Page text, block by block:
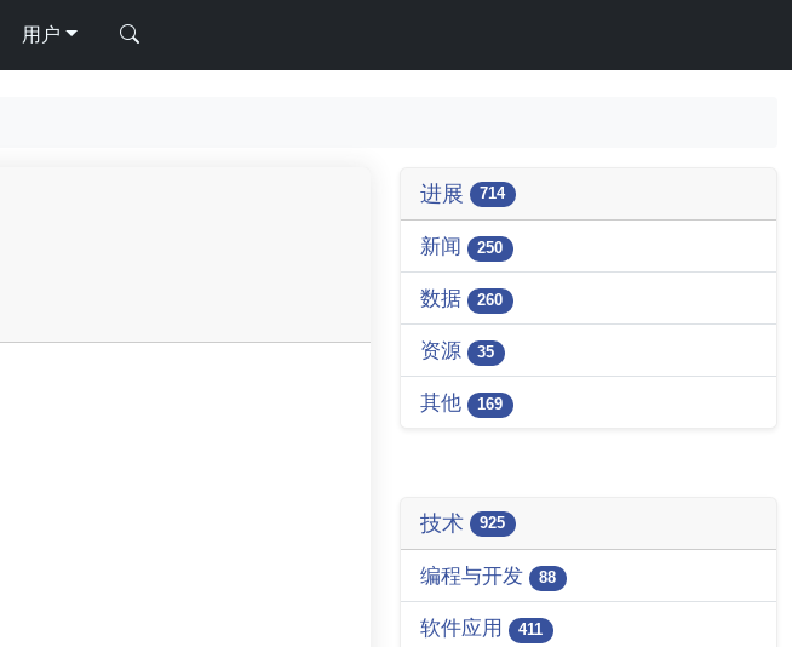
用户
进展 714
新闻 250
数据 260
资源 35
其他 169
技术 925
编程与开发 88
软件应用 411